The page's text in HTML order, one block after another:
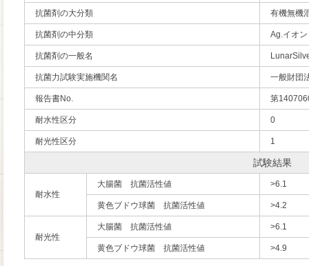
抗菌剤の大分類 有機無機
抗菌剤の中分類 Ag.イオン
抗菌剤の一般名
抗菌力試験実施機関名 一般財団
報告書No. 第
耐水性区分 0
耐光性区分 1
試験結果
耐水性
大腸菌 抗菌活性値 >6.1
黄色ブドウ球菌 抗菌活性値 >4.2
耐光性
大腸菌 抗菌活性値 >6.1
黄色ブドウ球菌 抗菌活性値 >4.9